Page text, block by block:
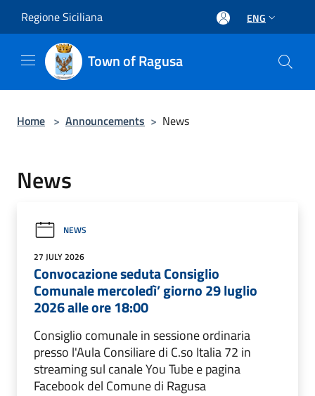
Regione Siciliana ENG
Town of Ragusa
Home > Announcements > News
News
NEWS
27 JULY 2026
Convocazione seduta Consiglio
Comunale mercoledì’ giorno 29 luglio
2026 alle ore 18:00
Consiglio comunale in sessione ordinaria
presso l'Aula Consiliare di C.so Italia 72 in
streaming sul canale You Tube e pagina
Facebook del Comune di Ragusa